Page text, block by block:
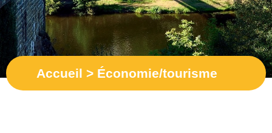
Accueil > Économie/tourisme